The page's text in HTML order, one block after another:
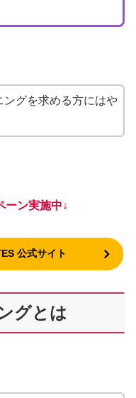
ングを求める方にはや
ーン実施中↓
公式サイト
グとは